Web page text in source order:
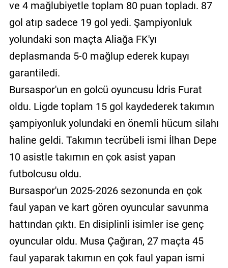
ve 4 mağlubiyetle toplam 80 puan topladı. 87
gol atıp sadece 19 gol yedi. Şampiyonluk
yolundaki son maçta Aliağa FK'yı
deplasmanda 5-0 mağlup ederek kupayı
garantiledi.
Bursaspor'un en golcü oyuncusu İdris Furat
oldu. Ligde toplam 15 gol kaydederek takımın
şampiyonluk yolundaki en önemli hücum silahı
haline geldi. Takımın tecrübeli ismi İlhan Depe
10 asistle takımın en çok asist yapan
futbolcusu oldu.
Bursaspor'un 2025-2026 sezonunda en çok
faul yapan ve kart gören oyuncular savunma
hattından çıktı. En disiplinli isimler ise genç
oyuncular oldu. Musa Çağıran, 27 maçta 45
faul yaparak takımın en çok faul yapan ismi